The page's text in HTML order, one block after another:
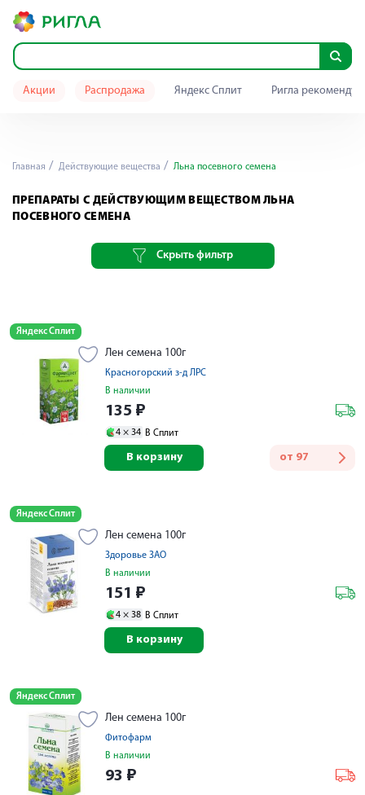
Акции Распродажа Яндекс Сплит Ригла
Главная Действующие вещества Льна посевного семена
ПРЕПАРАТЫ С ДЕЙСТВУЮЩИМ ВЕЩЕСТВОМ ЛЬНА
ПОСЕВНОГО СЕМЕНА
Скрыть фильтр
Яндекс Сплит
Лен семена 100г
Красногорский з-д ЛРС
В наличии
135 ₽
4 × 34 В Сплит
от 97
В корзину
Яндекс Сплит
Лен семена 100г
Здоровье ЗАО
В наличии
151 ₽
4 × 38 В Сплит
В корзину
Яндекс Сплит
Лен семена 100г
Фитофарм
В наличии
93 ₽